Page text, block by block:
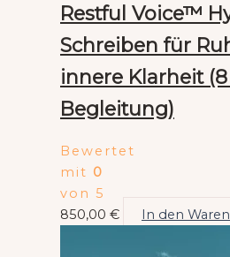
Restful Voice™
Schreiben für
innere Klarheit
Begleitung)
Bewertet
mit 0
von 5
850,00 € In den